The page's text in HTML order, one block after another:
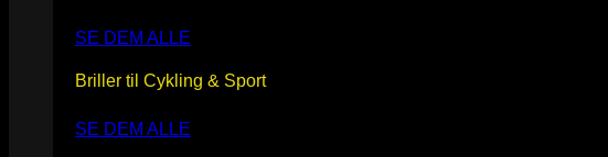
SE DEM ALLE
Briller til Cykling & Sport
SE DEM ALLE